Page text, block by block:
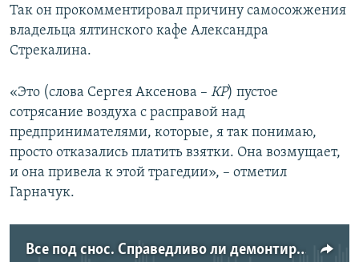
Так он прокомментировал причину самосожжения
владельца ялтинского кафе Александра
Стрекалина.
«Это (слова Сергея Аксенова – КР) пустое
сотрясание воздуха с расправой над
предпринимателями, которые, я так понимаю,
просто отказались платить взятки. Она возмущает,
и она привела к этой трагедии», – отметил
Гарначук.
Все под снос. Справедливо ли демонтируют кафе, торговые точки и рынки Крыма